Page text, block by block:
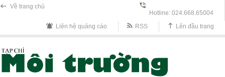
Về trang chủ
Hotline: 024.668.65004
Liên hệ quảng cáo
RSS Lên đầu trang